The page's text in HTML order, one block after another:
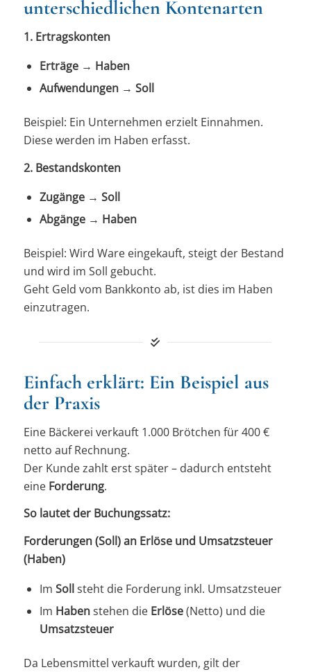
unterschiedlichen Kontenarten
1. Ertragskonten
Erträge → Haben
Aufwendungen → Soll
Beispiel: Ein Unternehmen erzielt Einnahmen.
Diese werden im Haben erfasst.
2. Bestandskonten
Zugänge → Soll
Abgänge → Haben
Beispiel: Wird Ware eingekauft, steigt der Bestand
und wird im Soll gebucht.
Geht Geld vom Bankkonto ab, ist dies im Haben
einzutragen.
Einfach erklärt: Ein Beispiel aus
der Praxis
Eine Bäckerei verkauft 1.000 Brötchen für 400 €
netto auf Rechnung.
Der Kunde zahlt erst später – dadurch entsteht
eine Forderung.
So lautet der Buchungssatz:
Forderungen (Soll) an Erlöse und Umsatzsteuer
(Haben)
Im Sollsteht die Forderung inkl. Umsatzsteuer
Im Habenstehen die Erlöse(Netto) und die
Umsatzsteuer
Da Lebensmittel verkauft wurden, gilt der